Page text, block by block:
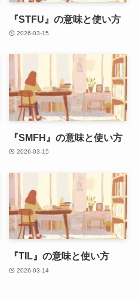
『STFU』の意味と使い方
2026-03-15
『SMFH』の意味と使い方
2026-03-15
『TIL』の意味と使い方
2026-03-14